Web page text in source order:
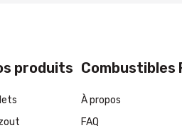
produits Combustibles
À propos
FAQ